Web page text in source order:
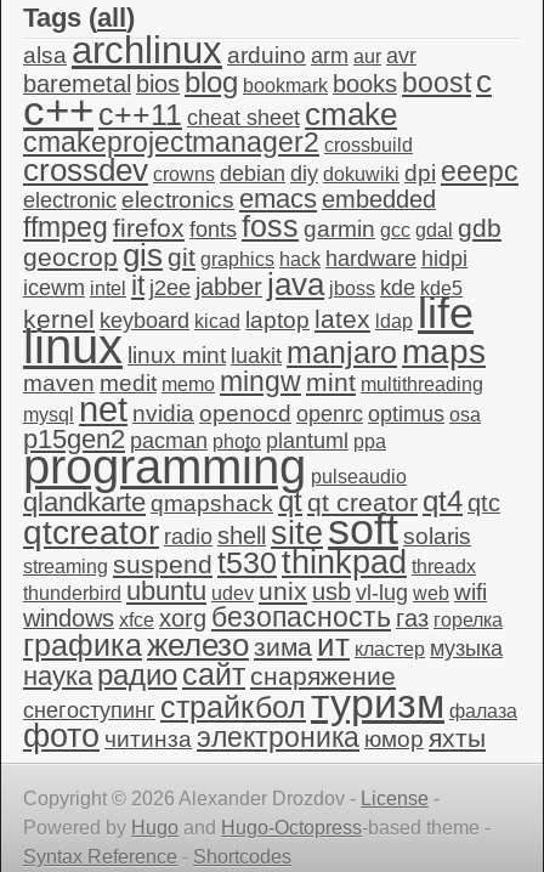
Tags (all)
alsa archlinux arduino arm aur avr
baremetal bios blog bookmark books boost c
c++c++11 cheat sheet cmake
cmakeprojectmanager2 crossbuild
crossdev crowns debian diy dokuwiki dpi eeepc
electronic electronics emacsembedded
ffmpeg firefox fonts foss garmin gcc gdal gdb
geocrop gis git graphics hack hardware hidpi
icewm intel it j2ee jabber java jboss kde kde5
kernel keyboard kicad laptop latex ldap life
linux linux mint luakit manjaro maps
maven medit memo mingw mint multithreading
mysql
net nvidia openocd openrc optimus osa
p15gen2 pacman photo plantuml ppa
programming pulseaudio
qlandkarteqmapshack qt qt creator qt4qtc
qtcreator radio shell sitesoftsolaris
streaming suspend t530thinkpad threadx
thunderbird ubuntu udev unix usb vl-lug web wifi
windows xfce xorg безопасность газ горелка
графикажелезозима ит кластер музыка
наука радиосайт снаряжение
снегоступинг страйкбол туризм фалаза
фото читинза электроника юмор яхты
Copyright © 2026 Alexander Drozdov - License -
Powered by Hugo and Hugo-Octopress-based theme -
Syntax Reference - Shortcodes